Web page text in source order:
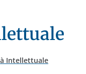
Intellettuale